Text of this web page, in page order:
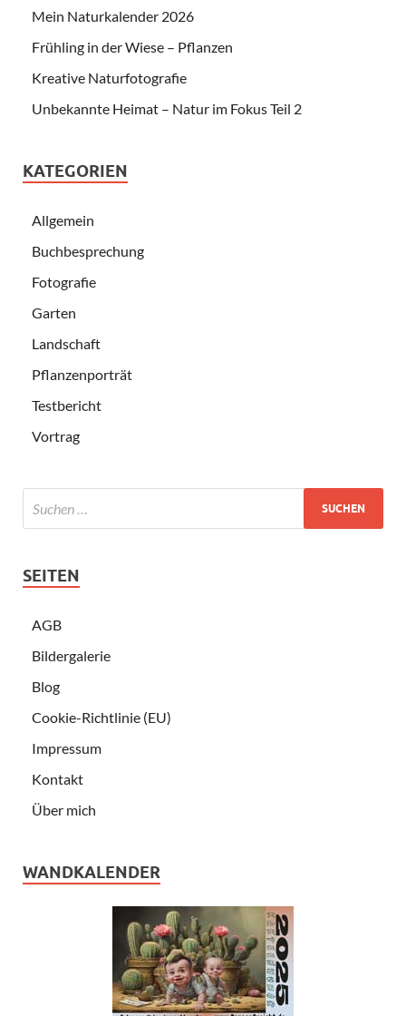
Mein Naturkalender 2026
Frühling in der Wiese – Pflanzen
Kreative Naturfotografie
Unbekannte Heimat – Natur im Fokus Teil 2
KATEGORIEN
Allgemein
Buchbesprechung
Fotografie
Garten
Landschaft
Pflanzenporträt
Testbericht
Vortrag
SEITEN
AGB
Bildergalerie
Blog
Cookie-Richtlinie (EU)
Impressum
Kontakt
Über mich
WANDKALENDER